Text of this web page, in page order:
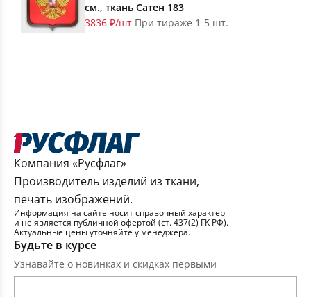
см., ткань Сатен 183
3836 ₽/шт При тираже 1-5 шт.
Компания «Русфлаг»
Производитель изделий из ткани,
печать изображений.
Информация на сайте носит справочный характер
и не является публичной офертой (ст. 437(2) ГК РФ).
Актуальные цены уточняйте у менеджера.
Будьте в курсе
Узнавайте о новинках и скидках первыми